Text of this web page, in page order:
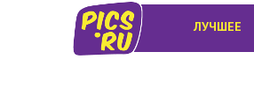
ЛУЧШЕЕ